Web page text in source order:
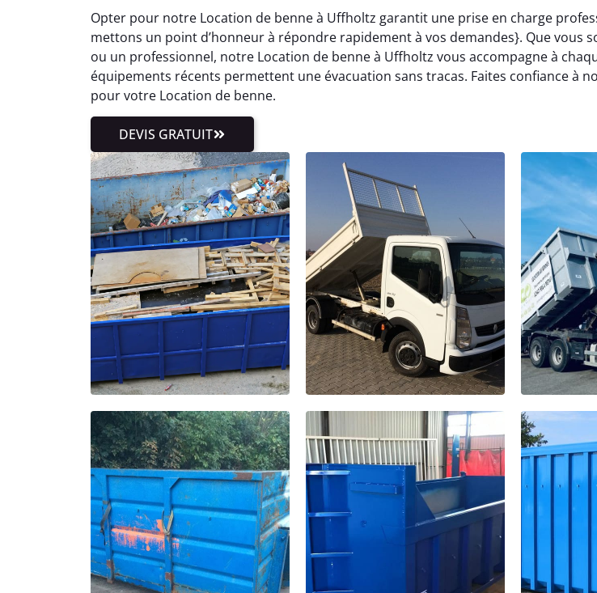
Opter pour notre Location de benne à Uffholtz garantit une prise en charge
mettons un point d’honneur à répondre rapidement à vos demandes}. Que vous
ou un professionnel, notre Location de benne à Uffholtz vous accompagne à
équipements récents permettent une évacuation sans tracas. Faites confiance à
pour votre Location de benne.
DEVIS GRATUIT